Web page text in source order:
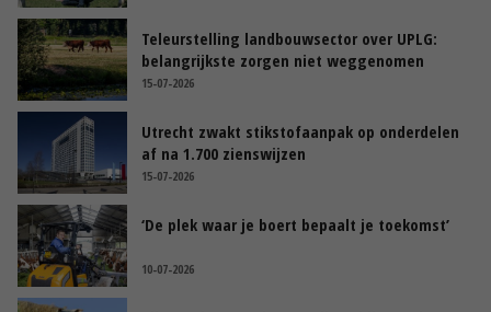
Teleurstelling landbouwsector over UPLG:
belangrijkste zorgen niet weggenomen
15-07-2026
Utrecht zwakt stikstofaanpak op onderdelen
af na 1.700 zienswijzen
15-07-2026
‘De plek waar je boert bepaalt je toekomst’
10-07-2026